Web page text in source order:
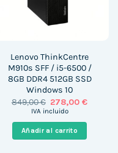
Lenovo ThinkCentre
M910s SFF / i5-6500 /
8GB DDR4 512GB SSD
Windows 10
849,00€ El
precio
era:
849,00 €.
278,00€El
IVA incluido
Añadir al carrito